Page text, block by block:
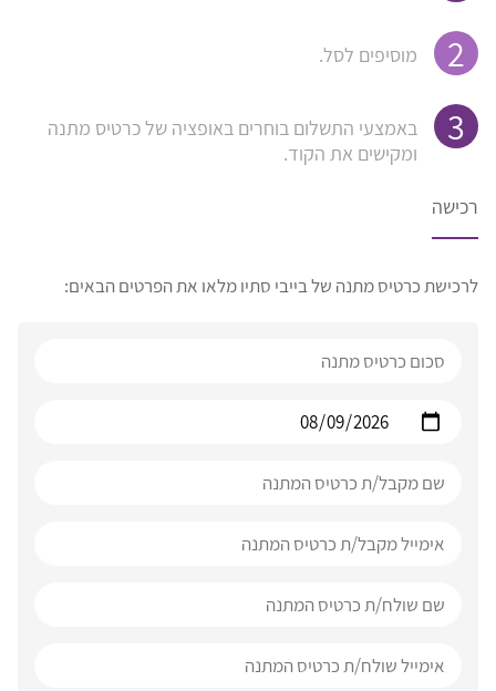
מוסיפים לסל.
באמצעי התשלום בוחרים באופציה של כרטיס מתנה
ומקישים את הקוד.
רכישה
לרכישת כרטיס מתנה של בייבי סתיו מלאו את הפרטים הבאים: